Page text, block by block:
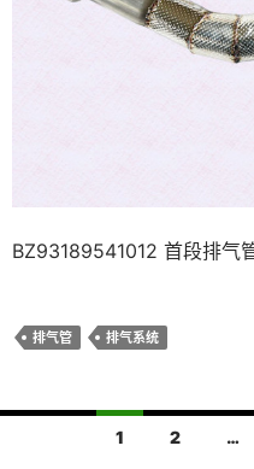
BZ93189541012 首段排气
排气管 排气系统
1 2 …